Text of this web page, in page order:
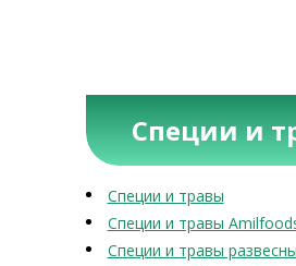
Специи и
Специи и травы
Специи и травы
Специи и травы